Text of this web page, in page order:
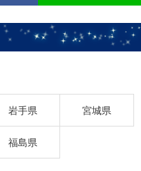
岩手県 宮城県
福島県